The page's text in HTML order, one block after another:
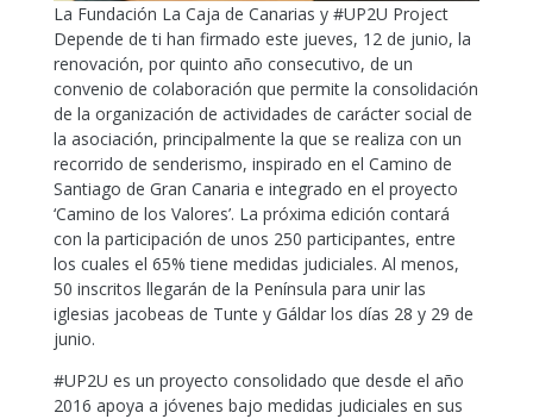
La Fundación La Caja de Canarias y #UP2U Project
Depende de ti han firmado este jueves, 12 de junio, la
renovación, por quinto año consecutivo, de un
convenio de colaboración que permite la consolidación
de la organización de actividades de carácter social de
la asociación, principalmente la que se realiza con un
recorrido de senderismo, inspirado en el Camino de
Santiago de Gran Canaria e integrado en el proyecto
‘Camino de los Valores’. La próxima edición contará
con la participación de unos 250 participantes, entre
los cuales el 65% tiene medidas judiciales. Al menos,
50 inscritos llegarán de la Península para unir las
iglesias jacobeas de Tunte y Gáldar los días 28 y 29 de
junio.
#UP2U es un proyecto consolidado que desde el año
2016 apoya a jóvenes bajo medidas judiciales en sus